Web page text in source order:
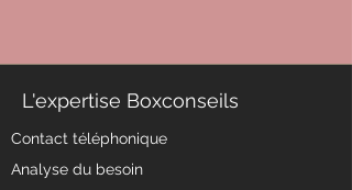
L'expertise Boxconseils
Contact téléphonique
Analyse du besoin